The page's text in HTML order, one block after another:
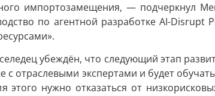
импортозамещения, — подчеркнул
по агентной разработке AI-
убеждён, что следующий этап
с отраслевыми экспертами и будет
этого нужно отказаться от